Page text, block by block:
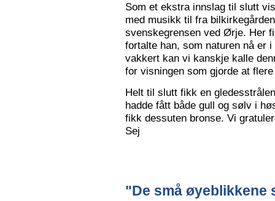
Som et ekstra innslag til slutt
med musikk til fra
svenskegrensen ved Ørje. Her
fortalte han, som naturen nå er
vakkert kan vi kanskje kalle
for visningen som gjorde at
Helt til slutt fikk en
hadde fått både gull og sølv i
fikk dessuten bronse. Vi
Sej
"De små øyeblikkene